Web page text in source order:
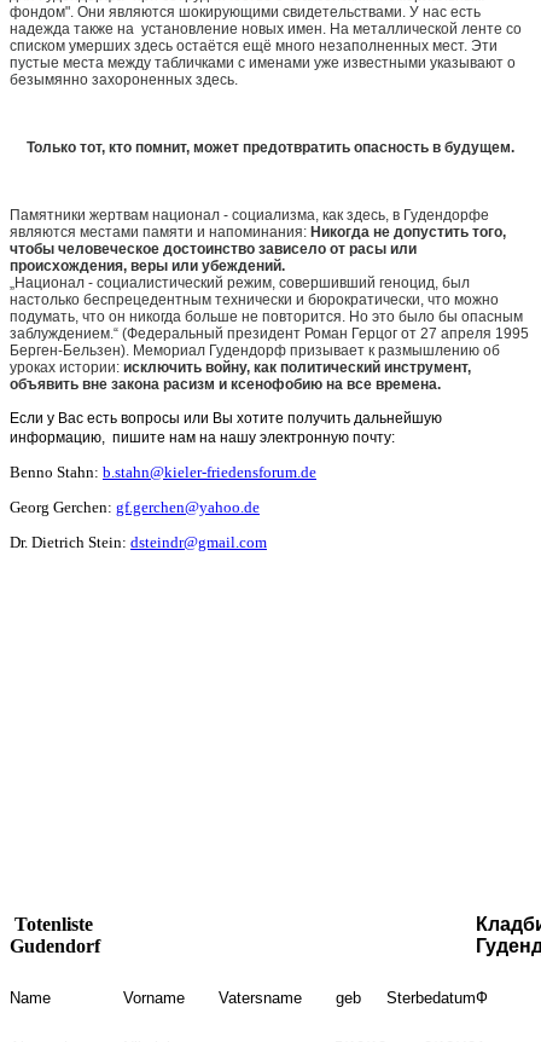
фондом". Они являются шокирующими свидетельствами. У нас есть
надежда также на установление новых имен. На металлической ленте со
списком умерших здесь остаётся ещё много незаполненных мест. Эти
пустые места между табличками с именами уже известными указывают о
безымянно захороненных здесь.
Только тот, кто помнит, может предотвратить опасность в будущем.
Памятники жертвам национал - социализма, как здесь, в Гудендорфе
являются местами памяти и напоминания: Никогда не допустить того,
чтобы человеческое достоинство зависело от расы или
происхождения, веры или убеждений.
„Национал - социалистический режим, совершивший геноцид, был
настолько беспрецедентным технически и бюрократически, что можно
подумать, что он никогда больше не повторится. Но это было бы опасным
заблуждением.“ (Федеральный президент Роман Герцог от 27 апреля 1995
Берген-Бельзен). Мемориал Гудендорф призывает к размышлению об
уроках истории: исключить войну, как политический инструмент,
объявить вне закона расизм и ксенофобию на все времена.
Если у Вас есть вопросы или Вы хотите получить дальнейшую
информацию, пишите нам на нашу электронную почту:
Benno Stahn: b.stahn@kieler-friedensforum.de
Georg Gerchen: gf.gerchen@yahoo.de
Dr. Dietrich Stein: dsteindr@gmail.com
Totenliste
Gudendorf
Name Vorname Vatersname geb SterbedatumФ